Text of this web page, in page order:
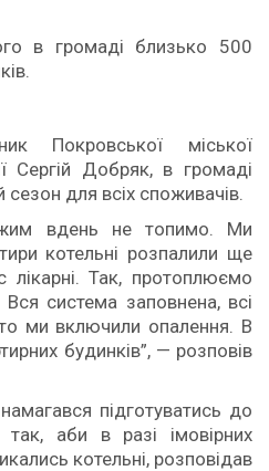
в громаді близько 500
Покровської міської
Сергій Добряк, в громаді
для всіх споживачів.
вдень не топимо. Ми
котельні розпалили ще
Так, протоплюємо
система заповнена, всі
ми включили опалення. В
будинків”, — розповів
підготуватись до
аби в разі імовірних
котельні, розповідав